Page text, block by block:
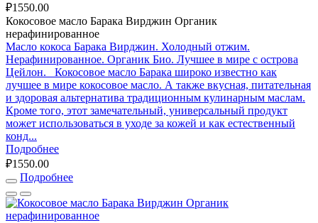
₽1550.00
Кокосовое масло Барака Вирджин Органик
нерафинированное
Масло кокоса Барака Вирджин. Холодный отжим.
Нерафинированное. Органик Био. Лучшее в мире с острова
Цейлон. Кокосовое масло Барака широко известно как
лучшее в мире кокосовое масло. А также вкусная, питательная
и здоровая альтернатива традиционным кулинарным маслам.
Кроме того, этот замечательный, универсальный продукт
может использоваться в уходе за кожей и как естественный
конд...
Подробнее
₽1550.00
Подробнее